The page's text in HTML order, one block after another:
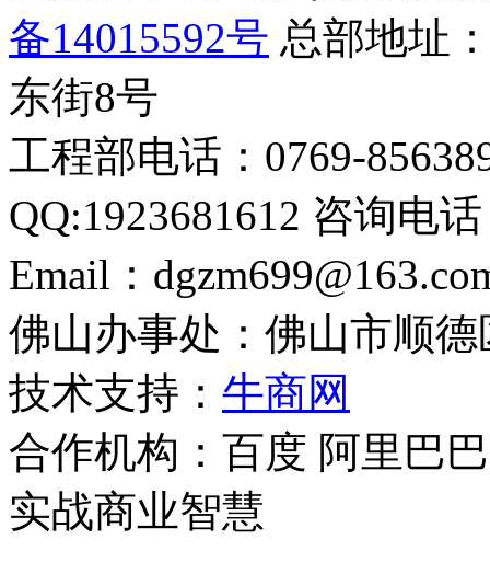
备14015592号 总部地址
东街8号
工程部电话：0769-
QQ:1923681612 咨询电
Email：
佛山办事处：佛山市顺
技术支持： 牛商网
合作机构：百度 阿里巴
实战商业智慧